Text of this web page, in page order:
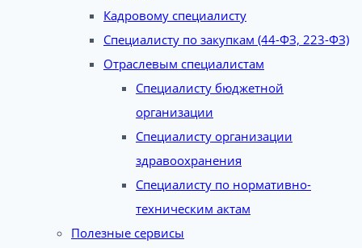
Кадровому специалисту
Специалисту по закупкам (44-ФЗ, 223-ФЗ)
Отраслевым специалистам
Специалисту бюджетной
организации
Специалисту организации
здравоохранения
Специалисту по нормативно-
техническим актам
Полезные сервисы